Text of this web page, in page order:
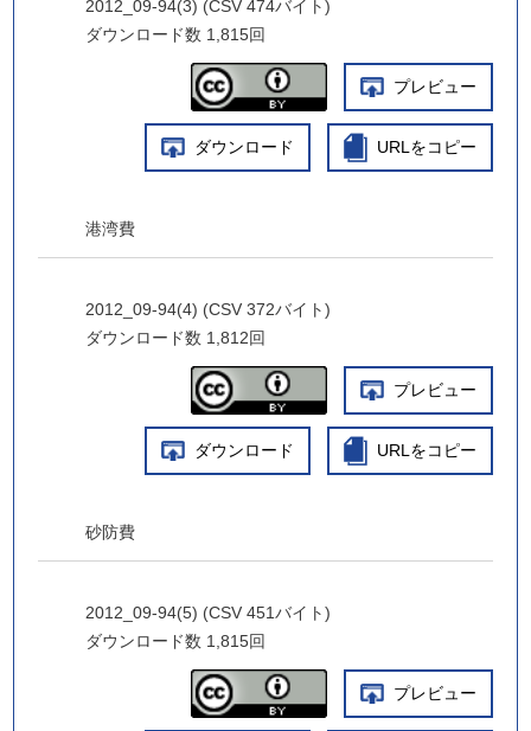
2012_09-94(3) (CSV 474バイト)
ダウンロード数 1,815回
プレビュー
ダウンロード URLをコピー
港湾費
2012_09-94(4) (CSV 372バイト)
ダウンロード数 1,812回
プレビュー
ダウンロード URLをコピー
砂防費
2012_09-94(5) (CSV 451バイト)
ダウンロード数 1,815回
プレビュー